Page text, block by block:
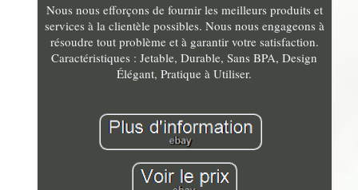
Nous nous efforçons de fournir les meilleurs produits et
services à la clientèle possibles. Nous nous engageons à
résoudre tout problème et à garantir votre satisfaction.
Caractéristiques : Jetable, Durable, Sans BPA, Design
Élégant, Pratique à Utiliser.